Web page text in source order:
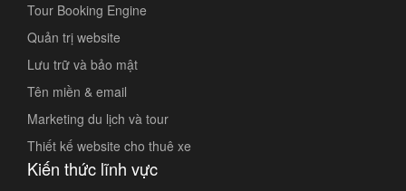
Tour Booking Engine
Quản trị website
Lưu trữ và bảo mật
Tên miền & email
Marketing du lịch và tour
Thiết kế website cho thuê xe
Kiến thức lĩnh vực